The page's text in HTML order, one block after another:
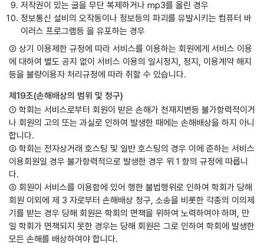
저작권이 있는 글을 무단 복제하거나 mp3를 올린 경우
정보통신 설비의 오작동이나 정보등의 파괴를 유발시키는 컴퓨터 바
이러스 프로그램등 을 유포하는 경우
② 상기 이용제한 규정에 따라 서비스를 이용하는 회원에게 서비스 이용
에 대하여 별도 공지 없이 서비스 이용의 일시정지, 정지, 이용계약 해지
등을 불량이용자 처리규정에 따라 취할 수 있습니다.
제19조(손해배상의 범위 및 청구)
① 학회는 서비스로부터 회원이 받은 손해가 천재지변등 불가항력적이거
나 회원의 고의 또는 과실로 인하여 발생한 때에는 손해배상을 하지 아니
합니다.
② 학회는 전자상거래 호스팅 및 일반 호스팅의 경우 이에 준하는 서비스
이용회원일 경우 불가항력적으로 발생한 경우 위 1 항의 규정에 따릅니
다.
③ 회원이 서비스를 이용함에 있어 행한 불법행위로 인하여 학회가 당해
회원 이외에 제 3 자로부터 손해배상 청구, 소송을 비롯한 각종의 이의제
기를 받는 경우 당해 회원은 학회의 면책을 위하여 노력하여야 하며, 만
일 학회가 면책되지 못한 경우는 당해 회원은 그로 인하여 학회에 발생한
모든 손해를 배상하여야 합니다.